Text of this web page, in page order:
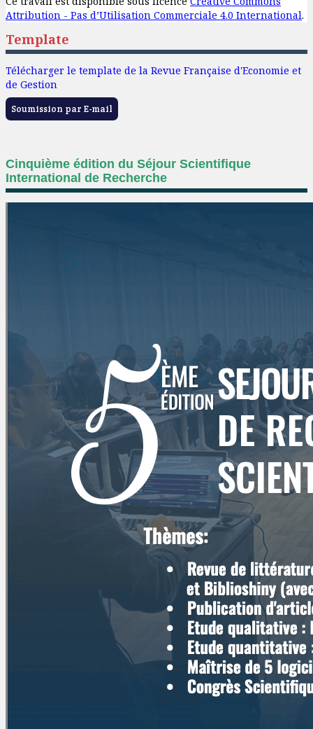
Attribution - Pas d’Utilisation Commerciale 4.0 International.
Template
Télécharger le template de la Revue Française d'Economie et
de Gestion
Soumission par E-mail
Cinquième édition du Séjour Scientifique
International de Recherche